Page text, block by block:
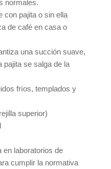
normales.
con pajita o sin ella
de café en casa o
una succión suave,
pajita se salga de la
fríos, templados y
superior)
en laboratorios de
cumplir la normativa